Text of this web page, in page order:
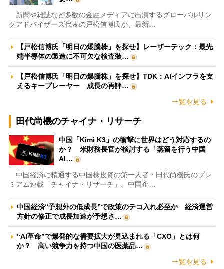
新聞や雑誌など多数の金融メディアに出演するグローバルリン
クアドバイザーズ代表の戸松信博氏が、最新…
【戸松信博氏「明日の爆騰株」を探せ】レーザーテック：最先
端半導体の製造に不可欠な検査装…
【戸松信博氏「明日の爆騰株」を探せ】TDK：AIインフラを支
えるキープレーヤー 成長の再評…
一覧を見る
田代尚機のチャイナ・リサーチ
中国「Kimi K3」の衝撃に世界はどう対応するの
か？ 米財務長官が検討する「蒸留を行う中国
AI…
中国経済に精通する中国株投資の第一人者・田代尚機氏のプレ
ミアム連載「チャイナ・リサーチ」。中国企…
中国経済“予想外の低成長”で政策のテコ入れ必至か 経済運営
方針の修正で成長加速が予想さ…
“AI革命”で爆発的な需要拡大が見込まれる「CXO」とは何
か？ 高い競争力を持つ中国の医薬品…
一覧を見る